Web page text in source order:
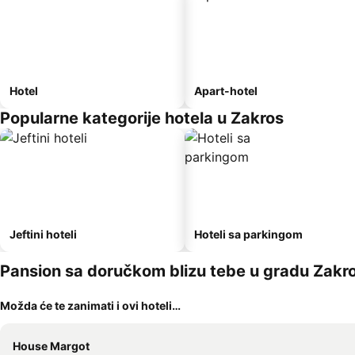
Hotel Apart-hotel
Popularne kategorije hotela u Zakros
Jeftini hoteli Hoteli sa parkingom
Pansion sa doručkom blizu tebe u gradu
Možda će te zanimati i ovi hoteli…
House Margot